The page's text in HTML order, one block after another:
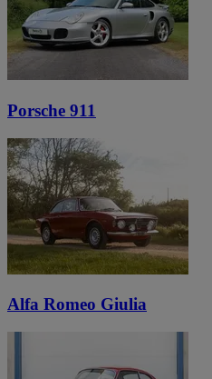
Porsche 911
Alfa Romeo Giulia